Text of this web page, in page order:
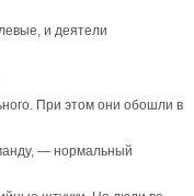
и деятели
При этом они обошли в
— нормальный